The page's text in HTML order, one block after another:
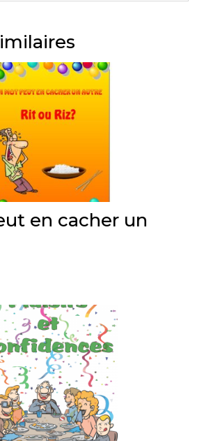
en cacher un